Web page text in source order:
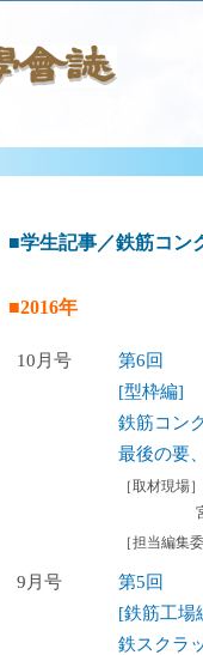
■学生記事／鉄筋コン
■2016年
10月号
第6回
[型枠編]
鉄筋コン
最後の要
［取材現場］
［担当編集
9月号
第5回
[鉄筋工場
鉄スクラ